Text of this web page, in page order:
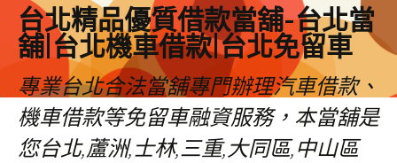
台北精品優質借款當舖-台北當
舖|台北機車借款|台北免留車
專業台北合法當舖專門辦理汽車借款、
機車借款等免留車融資服務，本當舖是
您台北,蘆洲,士林,三重,大同區,中山區